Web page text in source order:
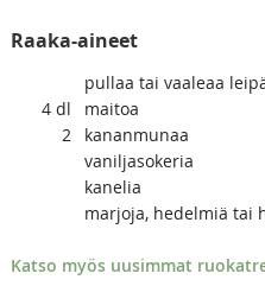
Raaka-aineet
pullaa tai vaaleaa
4 dl
maitoa
2
kananmunaa
vaniljasokeria
kanelia
marjoja, hedelmiä tai
Katso myös uusimmat